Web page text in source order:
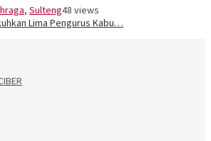
, Sulteng48 views
Lima Pengurus Kabu…